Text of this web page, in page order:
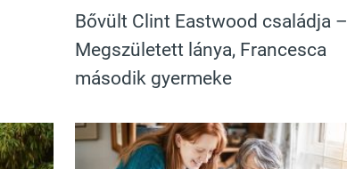
Bővült Clint Eastwood családja –
Megszületett lánya, Francesca
második gyermeke